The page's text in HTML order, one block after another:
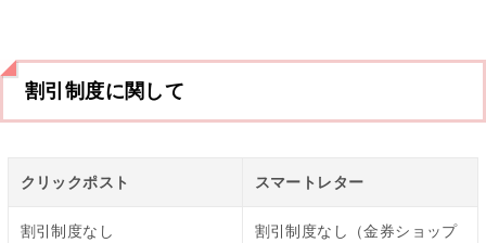
割引制度に関して
クリックポスト スマートレター
割引制度なし
割引制度なし（金券ショップ